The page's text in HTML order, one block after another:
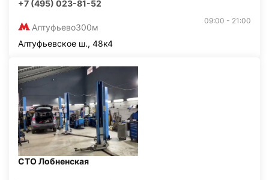
+7 (495) 023-81-52
Алтуфьево300м
09:00 - 21:00
Алтуфьевское ш., 48к4
СТО Лобненская